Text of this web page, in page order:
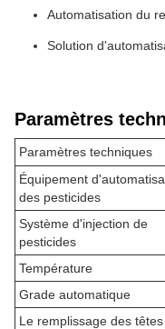
Automatisation du
Solution
Paramètres
Paramètres techniques
Équipement
des pesticides
Système d'injection de
pesticides
Température
Grade automatique
Le remplissage des têtes